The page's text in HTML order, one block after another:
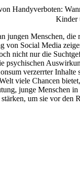
Handyverboten:
Kinder
jungen Menschen, die
von Social Media
nicht nur die
psychischen
verzerrter Inhalte
viele Chancen
junge Menschen in
um sie vor den